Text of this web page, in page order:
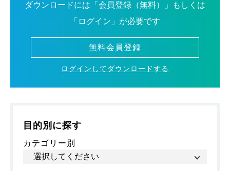
ダウンロードには「会員登録（無料）」もしくは
「ログイン」が必要です
無料会員登録
ログインしてダウンロードする
目的別に探す
カテゴリー別